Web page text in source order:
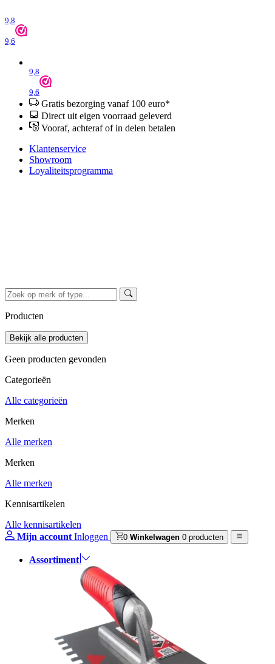
9,8
9,6
9,8
9,6
Gratis bezorging vanaf 100 euro*
Direct uit eigen voorraad geleverd
Vooraf, achteraf of in delen betalen
Klantenservice
Showroom
Loyaliteitsprogramma
Producten
Geen producten gevonden
Categorieën
Alle categorieën
Merken
Alle merken
Merken
Alle merken
Kennisartikelen
Alle kennisartikelen
Mijn account Inloggen 0 Winkelwagen 0 producten
Assortiment